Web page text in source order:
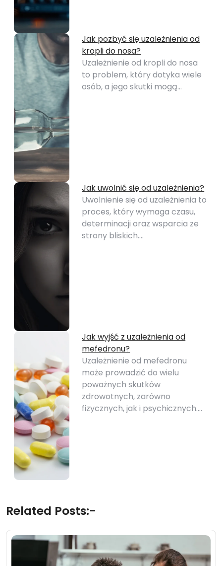
Jak pozbyć się uzależnienia od
kropli do nosa?
Uzależnienie od kropli do nosa
to problem, który dotyka wiele
osób, a jego skutki mogą…
Jak uwolnić się od uzależnienia?
Uwolnienie się od uzależnienia to
proces, który wymaga czasu,
determinacji oraz wsparcia ze
strony bliskich.…
Jak wyjść z uzależnienia od
mefedronu?
Uzależnienie od mefedronu
może prowadzić do wielu
poważnych skutków
zdrowotnych, zarówno
fizycznych, jak i psychicznych.…
Related Posts:-